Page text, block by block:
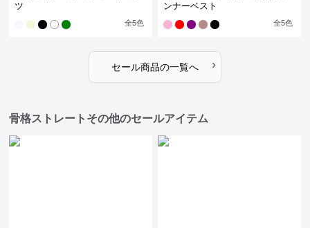
ツ
全5色
ンナーベスト
全5色
セール商品の一覧へ ›
骨格ストレートその他のセールアイテム